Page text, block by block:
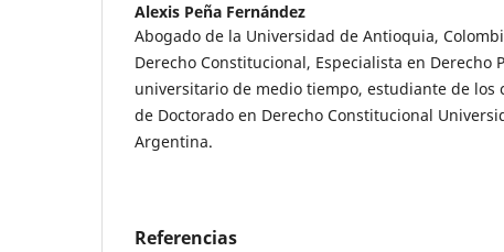
Alexis Peña Fernández
Abogado de la Universidad de Antioquia,
Derecho Constitucional, Especialista en Derecho
universitario de medio tiempo, estudiante de los
de Doctorado en Derecho Constitucional
Argentina.
Referencias